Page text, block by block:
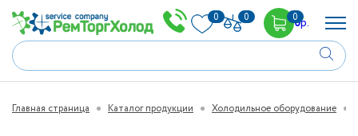
0 0 00р.
Главная страница Каталог продукции Холодильное оборудование